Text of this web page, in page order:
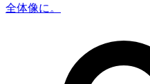
全体像に。